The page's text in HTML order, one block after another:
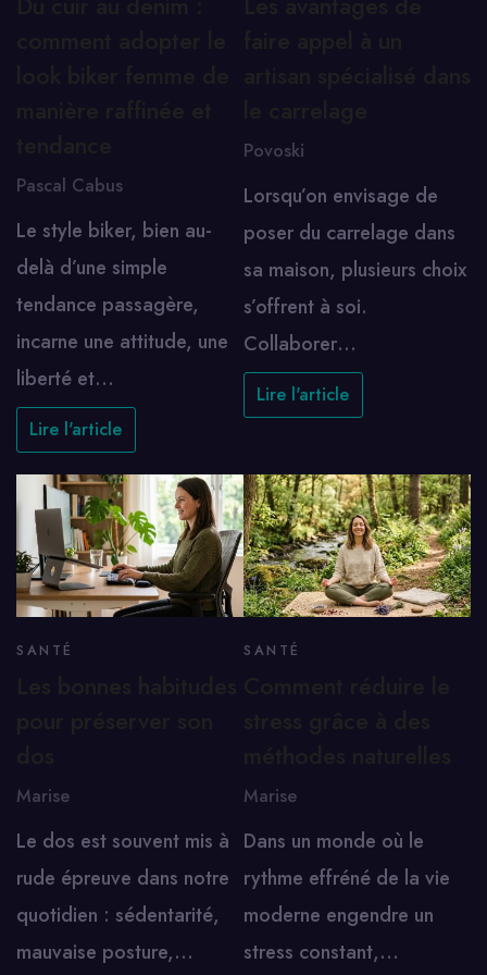
Pascal Cabus
Le style biker, bien au-
delà d’une simple
tendance passagère,
incarne une attitude, une
liberté et…
Lire l'article
Povoski
Lorsqu’on envisage de
poser du carrelage dans
sa maison, plusieurs choix
s’offrent à soi.
Collaborer…
Lire l'article
SANTÉ
Marise
Le dos est souvent mis à
rude épreuve dans notre
quotidien : sédentarité,
mauvaise posture,…
SANTÉ
Marise
Dans un monde où le
rythme effréné de la vie
moderne engendre un
stress constant,…